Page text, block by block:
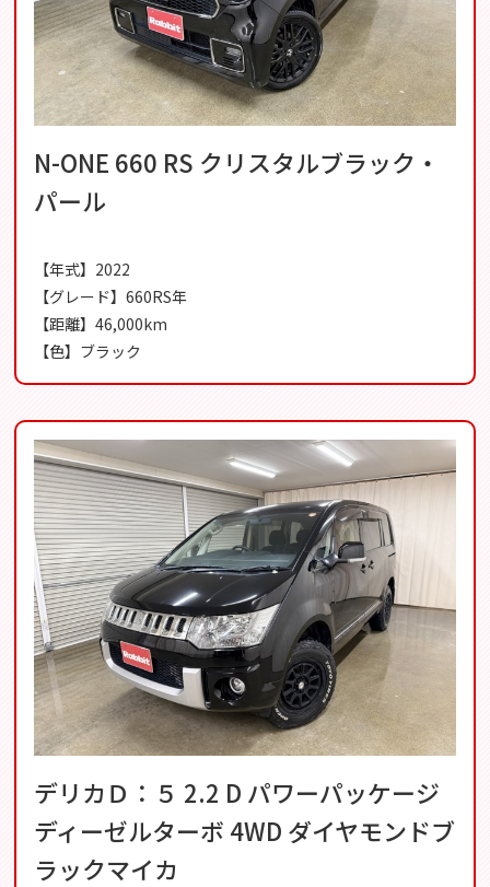
N-ONE 660 RS クリスタルブラック・
パール
【年式】2022
【グレード】660RS年
【距離】46,000km
【色】ブラック
デリカＤ：５ 2.2 D パワーパッケージ
ディーゼルターボ 4WD ダイヤモンドブ
ラックマイカ